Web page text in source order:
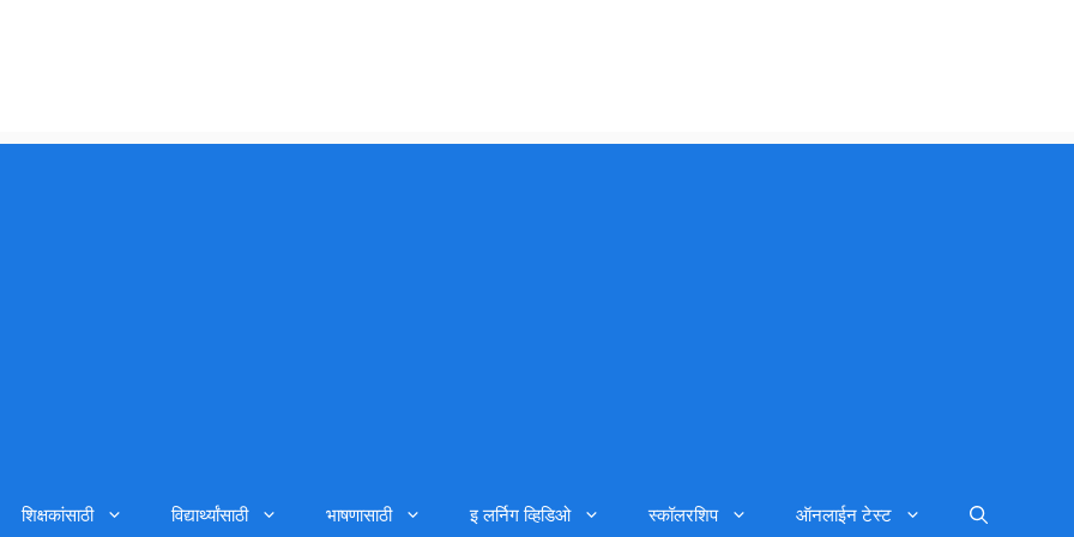
शिक्षकांसाठी विद्यार्थ्यांसाठी भाषणासाठी इ लर्निग व्हिडिओ स्कॉलरशिप ऑनलाईन टेस्ट